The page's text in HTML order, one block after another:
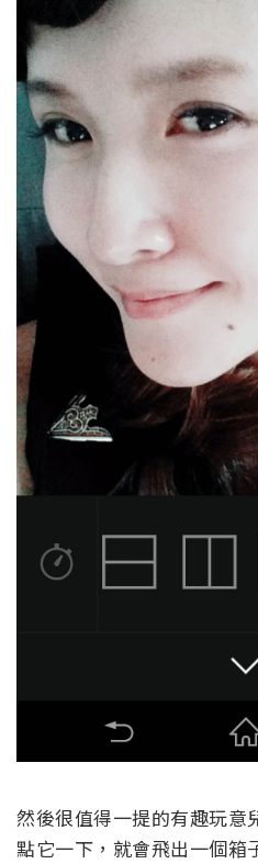
然後很值得一提的有趣玩意
點它一下，就會飛出一個箱